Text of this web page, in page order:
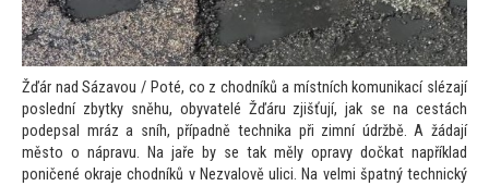
Žďár nad Sázavou / Poté, co z chodníků a místních komunikací slézají
poslední zbytky sněhu, obyvatelé Žďáru zjišťují, jak se na cestách
podepsal mráz a sníh, případně technika při zimní údržbě. A žádají
město o nápravu. Na jaře by se tak měly opravy dočkat například
poničené okraje chodníků v Nezvalově ulici. Na velmi špatný technický